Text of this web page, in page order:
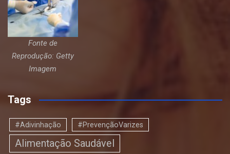
Fonte de
Reprodução: Getty
Imagem
Tags
#Adivinhação #PrevençãoVarizes
Alimentação Saudável